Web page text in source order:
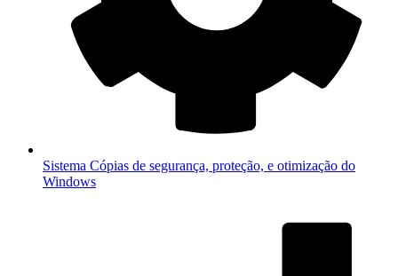
Sistema Cópias de segurança, proteção, e otimização do
Windows